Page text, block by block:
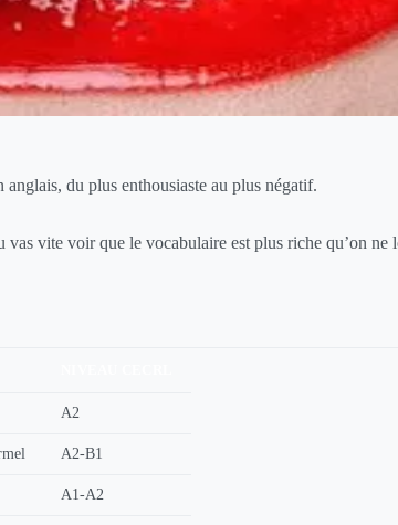
du plus enthousiaste au plus négatif.
vite voir que le vocabulaire est plus riche qu’on
A2
A2-B1
A1-A2